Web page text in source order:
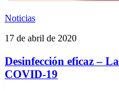
Noticias
17 de abril de 2020
Desinfección eficaz –
COVID-19